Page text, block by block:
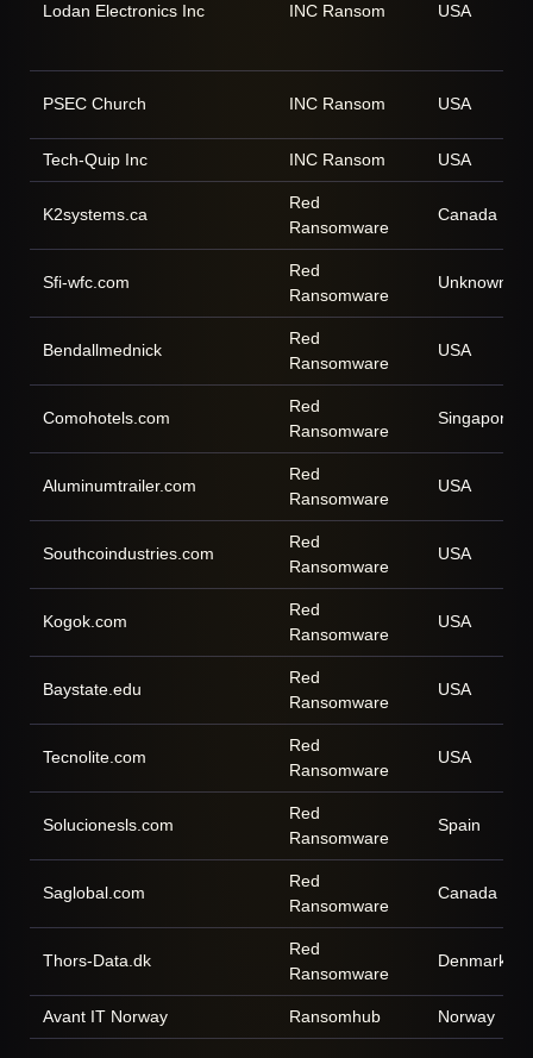
Lodan Electronics Inc INC Ransom USA
PSEC Church INC Ransom USA
Tech-Quip Inc INC Ransom USA
K2systems.ca
Red
Ransomware
Canada
Sfi-wfc.com
Red
Ransomware
Unknown
Bendallmednick
Red
Ransomware
USA
Comohotels.com
Red
Ransomware
Singapore
Aluminumtrailer.com
Red
Ransomware
USA
Southcoindustries.com
Red
Ransomware
USA
Kogok.com
Red
Ransomware
USA
Baystate.edu
Red
Ransomware
USA
Tecnolite.com
Red
Ransomware
USA
Solucionesls.com
Red
Ransomware
Spain
Saglobal.com
Red
Ransomware
Canada
Thors-Data.dk
Red
Ransomware
Denmark
Avant IT Norway Ransomhub Norway